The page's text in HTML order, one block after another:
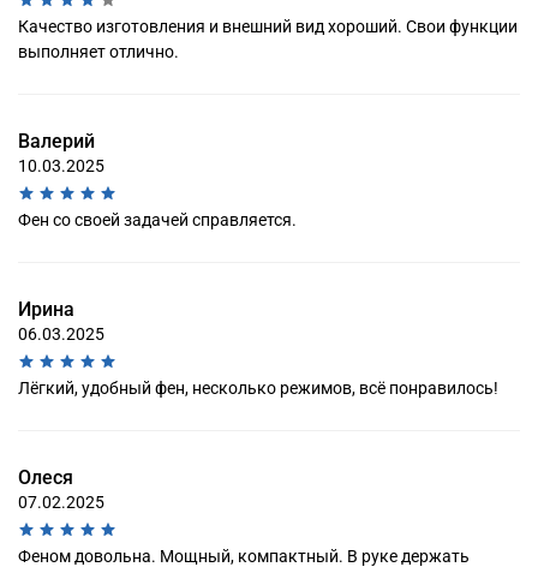
Качество изготовления и внешний вид хороший. Свои функции
выполняет отлично.
Валерий
10.03.2025
Фен со своей задачей справляется.
Ирина
06.03.2025
Лёгкий, удобный фен, несколько режимов, всё понравилось!
Олеся
07.02.2025
Феном довольна. Мощный, компактный. В руке держать